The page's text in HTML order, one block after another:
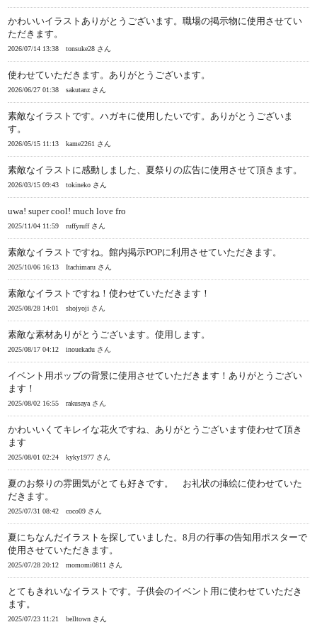
かわいいイラストありがとうございます。職場の掲示物に使用させてい
ただきます。
2026/07/14 13:38 tonsuke28 さん
使わせていただきます。ありがとうございます。
2026/06/27 01:38 sakutanz さん
素敵なイラストです。ハガキに使用したいです。ありがとうございま
す。
2026/05/15 11:13 kame2261 さん
素敵なイラストに感動しました、夏祭りの広告に使用させて頂きます。
2026/03/15 09:43 tokineko さん
uwa! super cool! much love fro
2025/11/04 11:59 ruffyruff さん
素敵なイラストですね。館内掲示POPに利用させていただきます。
2025/10/06 16:13 Itachimaru さん
素敵なイラストですね！使わせていただきます！
2025/08/28 14:01 shojyoji さん
素敵な素材ありがとうございます。使用します。
2025/08/17 04:12 inouekadu さん
イベント用ポップの背景に使用させていただきます！ありがとうござい
ます！
2025/08/02 16:55 rakusaya さん
かわいいくてキレイな花火ですね、ありがとうございます使わせて頂き
ます
2025/08/01 02:24 kyky1977 さん
夏のお祭りの雰囲気がとても好きです。 お礼状の挿絵に使わせていた
だきます。
2025/07/31 08:42 coco09 さん
夏にちなんだイラストを探していました。8月の行事の告知用ポスターで
使用させていただきます。
2025/07/28 20:12 momomi0811 さん
とてもきれいなイラストです。子供会のイベント用に使わせていただき
ます。
2025/07/23 11:21 belltown さん